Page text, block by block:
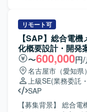
す。 【開発環境】 C#（.NET）、VB.NETなどのオープン系
言語を用いた販売管
す。
ルまでの一連の開発
踏まえた機能追加や
整合性を考慮した設計
める人物像】 自ら主
ニケーションを取り
めております。 要件
と納期のバランスを
す。 【ポジションの魅力】 製造業向け生産管理システムに
関する業務知識を身
リモート可
【SAP】総合電
化概要設計・開発
〜600,000円/
名古屋市（愛知県）
上級SE(業務委託
SAP
【募集背景】 総合